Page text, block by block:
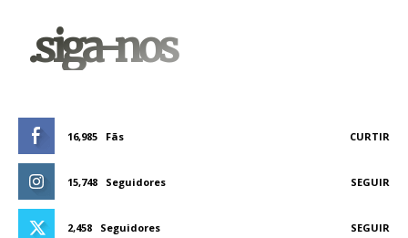
.siga-nos
16,985 Fãs CURTIR
15,748 Seguidores SEGUIR
2,458 Seguidores SEGUIR